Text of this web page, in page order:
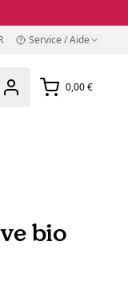
Service / Aide
0,00 €
bio